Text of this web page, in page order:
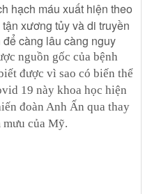
hạch máu xuất hiện theo
xương tủy và di truyền
càng lâu càng nguy
nguồn gốc của bệnh
được vì sao có biến thể
19 này khoa học hiện
đoàn Anh Ấn qua thay
mưu của Mỹ.